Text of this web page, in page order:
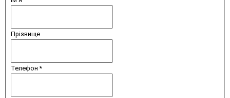
Прізвище
Телефон *